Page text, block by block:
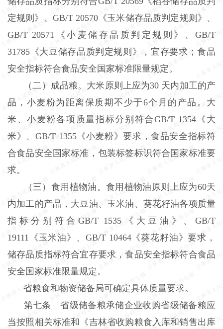
定规则》、GB/T 20570《玉米储存品质判定规则》、
GB/T 20571《小麦储存品质判定规则》、GB/T
31785《大豆储存品质判定规则》，宜存要求；食品
安全指标符合食品安全国家标准限量规定。
（二）成品粮。大米原则上应为30 天内加工的产
品，小麦粉为距离保质期不少于6个月的产品。大
米、小麦粉各项质量指标分别符合GB/T 1354《大
米》、GB/T 1355《小麦粉》要求，食品安全指标符
合食品安全国家标准，包装标签标识符合国家标准要
求。
（三）食用植物油。食用植物油原则上应为60天
内加工的产品，大豆油、玉米油、葵花籽油各项质量
指标分别符合GB/T 1535《大豆油》、GB/T
19111《玉米油》、GB/T 10464《葵花籽油》要求，
储存品质指标符合宜存要求，食品安全指标符合食品
安全国家标准限量规定。
省粮食和物资储备局可确定具体质量要求。
第七条 省级储备粮承储企业收购省级储备粮应
当按照相关标准和《吉林省收购粮食入库和销售出库